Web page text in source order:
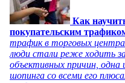
Как
покупательским
трафик в торговых
люди стали реже ходить
объективных причин, одна
шопинга со всеми его